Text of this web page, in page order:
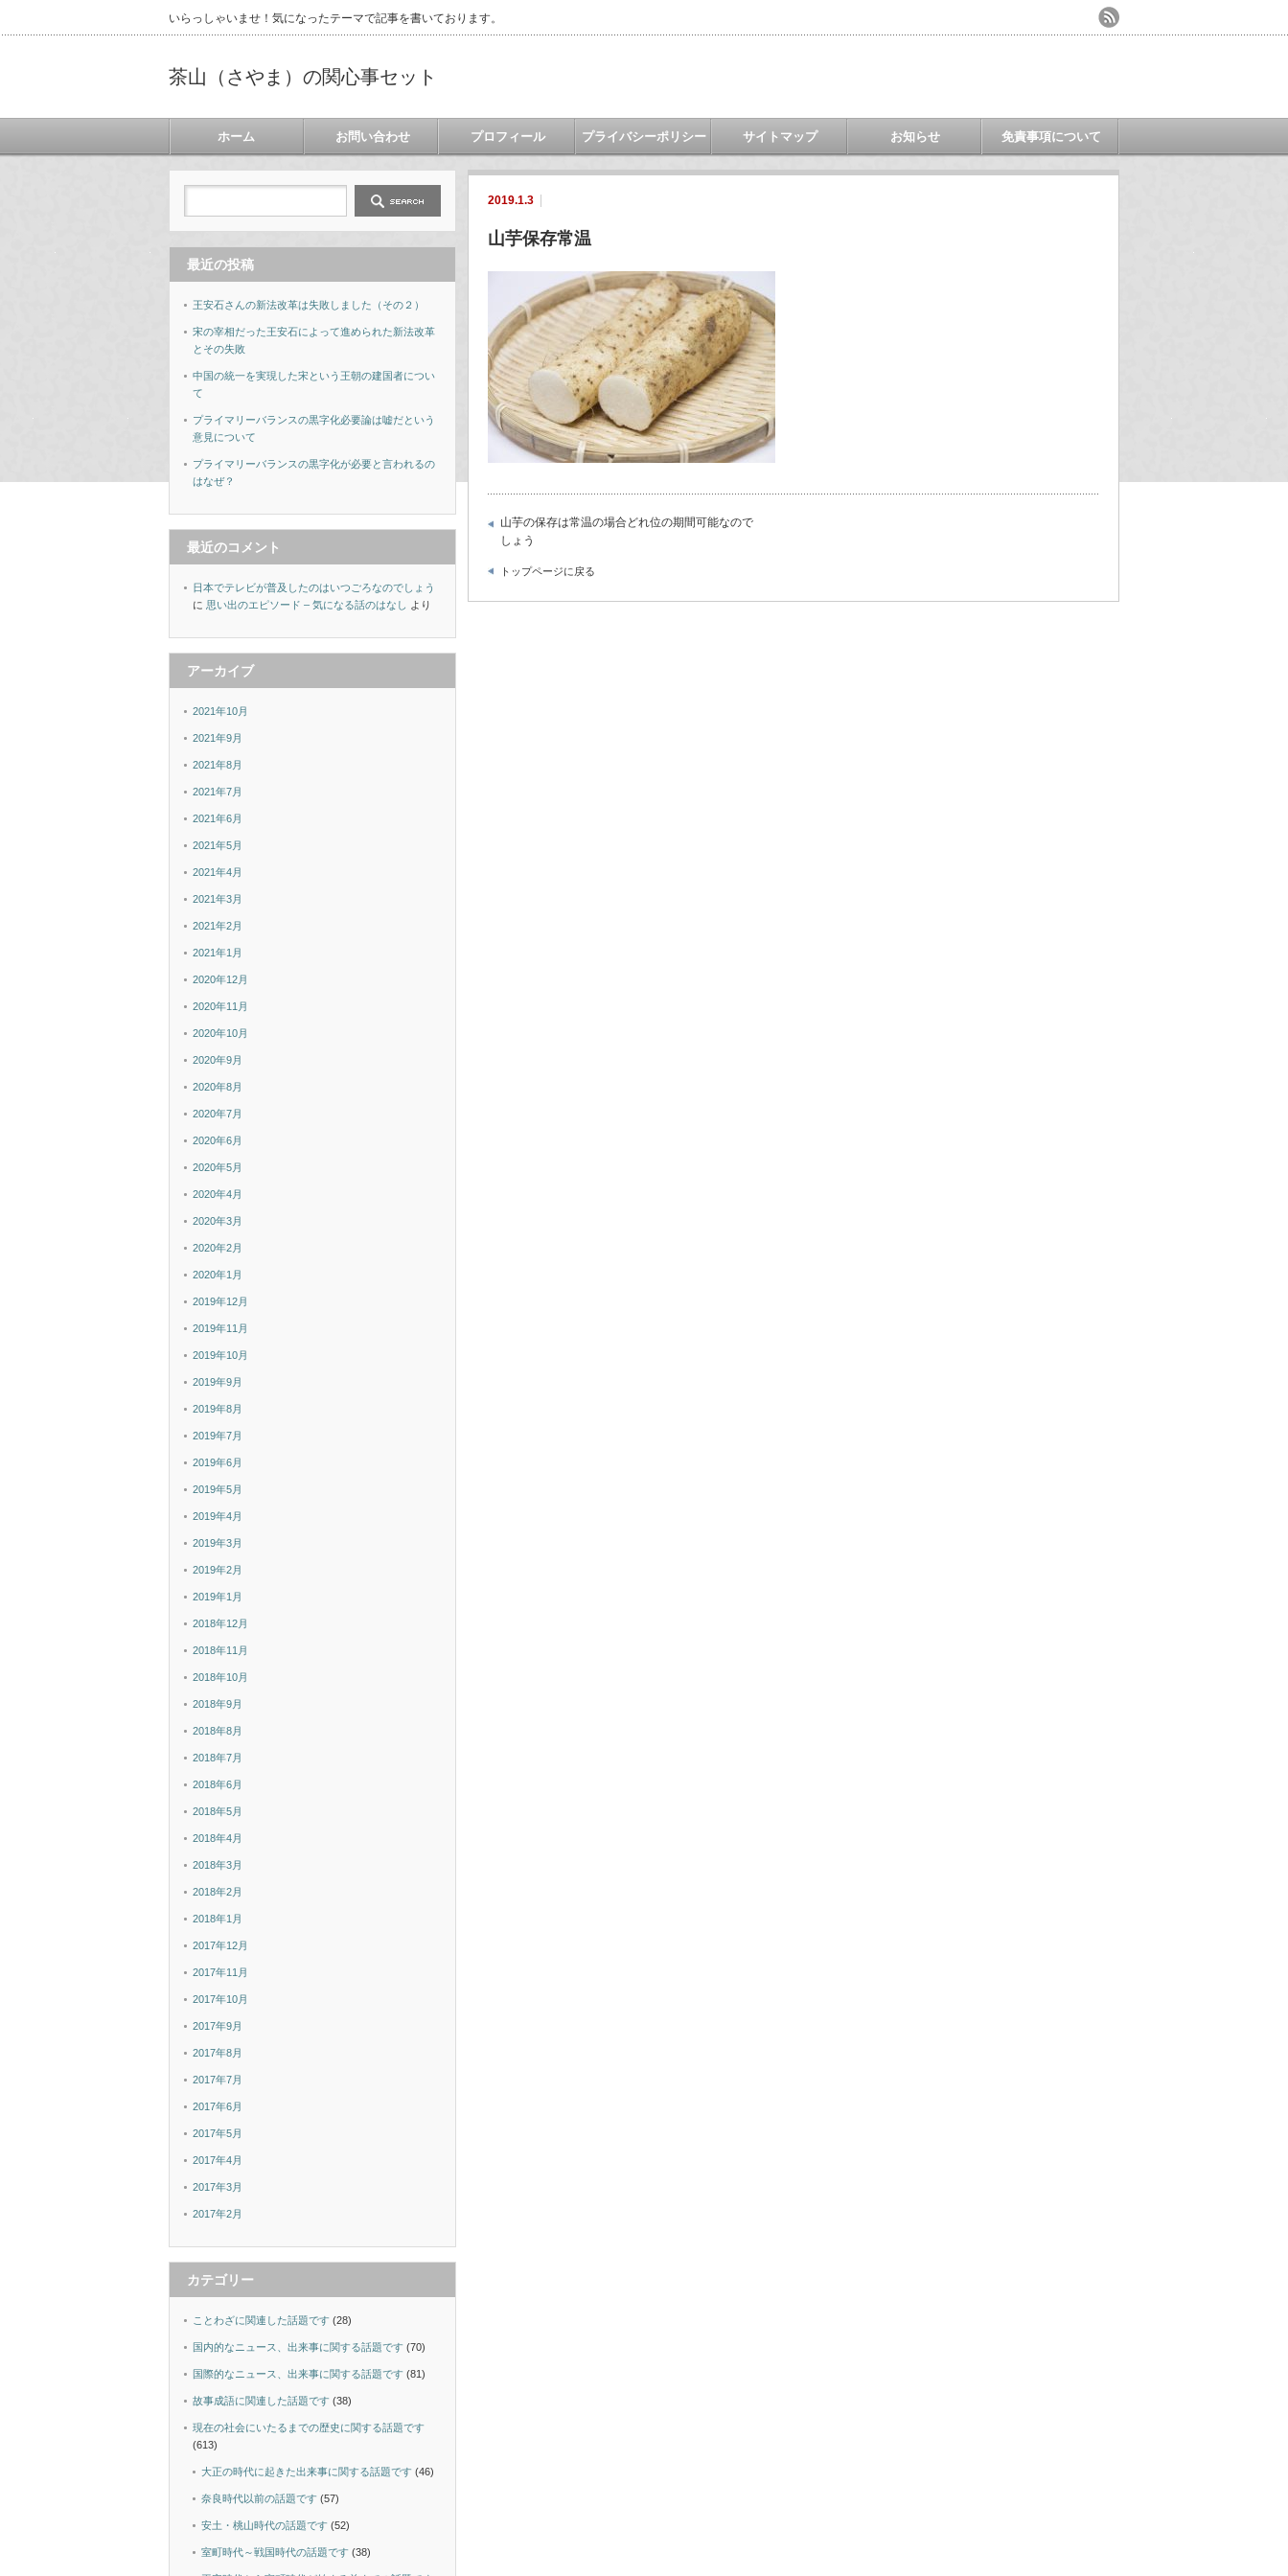
いらっしゃいませ！気になったテーマで記事を書いております。
茶山（さやま）の関心事セット
ホーム お問い合わせ プロフィール プライバシーポリシー サイトマップ お知らせ 免責事項について
2019.1.3
山芋保存常温
山芋の保存は常温の場合どれ位の期間可能なので
しょう
トップページに戻る
最近の投稿
王安石さんの新法改革は失敗しました（その２）
宋の宰相だった王安石によって進められた新法改革
とその失敗
中国の統一を実現した宋という王朝の建国者につい
て
プライマリーバランスの黒字化必要論は嘘だという
意見について
プライマリーバランスの黒字化が必要と言われるの
はなぜ？
最近のコメント
日本でテレビが普及したのはいつごろなのでしょう
に 思い出のエピソード – 気になる話のはなし より
アーカイブ
2021年10月
2021年9月
2021年8月
2021年7月
2021年6月
2021年5月
2021年4月
2021年3月
2021年2月
2021年1月
2020年12月
2020年11月
2020年10月
2020年9月
2020年8月
2020年7月
2020年6月
2020年5月
2020年4月
2020年3月
2020年2月
2020年1月
2019年12月
2019年11月
2019年10月
2019年9月
2019年8月
2019年7月
2019年6月
2019年5月
2019年4月
2019年3月
2019年2月
2019年1月
2018年12月
2018年11月
2018年10月
2018年9月
2018年8月
2018年7月
2018年6月
2018年5月
2018年4月
2018年3月
2018年2月
2018年1月
2017年12月
2017年11月
2017年10月
2017年9月
2017年8月
2017年7月
2017年6月
2017年5月
2017年4月
2017年3月
2017年2月
カテゴリー
ことわざに関連した話題です (28)
国内的なニュース、出来事に関する話題です (70)
国際的なニュース、出来事に関する話題です (81)
故事成語に関連した話題です (38)
現在の社会にいたるまでの歴史に関する話題です
(613)
大正の時代に起きた出来事に関する話題です (46)
奈良時代以前の話題です (57)
安土・桃山時代の話題です (52)
室町時代～戦国時代の話題です (38)